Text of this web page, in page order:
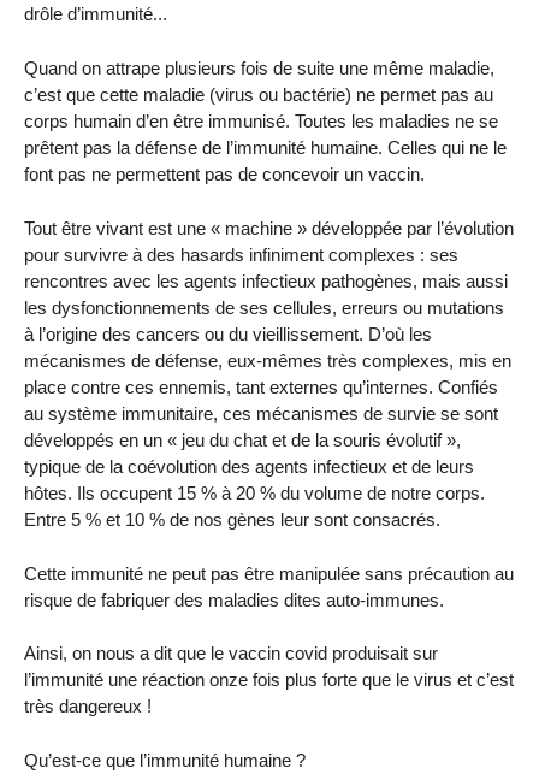
drôle d’immunité...
Quand on attrape plusieurs fois de suite une même maladie,
c’est que cette maladie (virus ou bactérie) ne permet pas au
corps humain d’en être immunisé. Toutes les maladies ne se
prêtent pas la défense de l’immunité humaine. Celles qui ne le
font pas ne permettent pas de concevoir un vaccin.
Tout être vivant est une « machine » développée par l’évolution
pour survivre à des hasards infiniment complexes : ses
rencontres avec les agents infectieux pathogènes, mais aussi
les dysfonctionnements de ses cellules, erreurs ou mutations
à l’origine des cancers ou du vieillissement. D’où les
mécanismes de défense, eux-mêmes très complexes, mis en
place contre ces ennemis, tant externes qu’internes. Confiés
au système immunitaire, ces mécanismes de survie se sont
développés en un « jeu du chat et de la souris évolutif »,
typique de la coévolution des agents infectieux et de leurs
hôtes. Ils occupent 15 % à 20 % du volume de notre corps.
Entre 5 % et 10 % de nos gènes leur sont consacrés.
Cette immunité ne peut pas être manipulée sans précaution au
risque de fabriquer des maladies dites auto-immunes.
Ainsi, on nous a dit que le vaccin covid produisait sur
l’immunité une réaction onze fois plus forte que le virus et c’est
très dangereux !
Qu’est-ce que l’immunité humaine ?